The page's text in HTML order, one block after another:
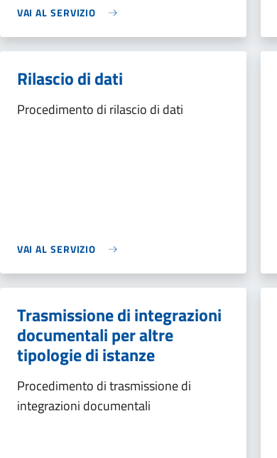
VAI AL SERVIZIO
Rilascio di dati
Procedimento di rilascio di dati
VAI AL SERVIZIO
Trasmissione di integrazioni
documentali per altre
tipologie di istanze
Procedimento di trasmissione di
integrazioni documentali